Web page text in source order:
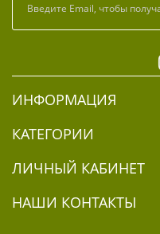
ИНФОРМАЦИЯ
КАТЕГОРИИ
ЛИЧНЫЙ КАБИНЕТ
НАШИ КОНТАКТЫ